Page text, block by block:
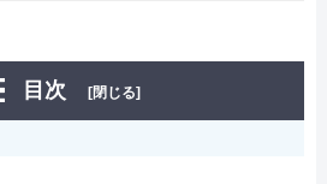
目次 [閉じる]